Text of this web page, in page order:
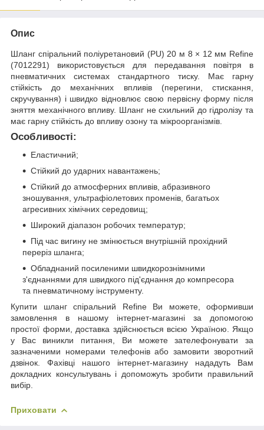
Опис
Шланг спіральний поліуретановий (PU) 20 м 8 × 12 мм Refine
(7012291) використовується для передавання повітря в
пневматичних системах стандартного тиску. Має гарну
стійкість до механічних впливів (перегини, стискання,
скручування) і швидко відновлює свою первісну форму після
зняття механічного впливу. Шланг не схильний до гідролізу та
має гарну стійкість до впливу озону та мікроорганізмів.
Особливості:
Еластичний;
Стійкий до ударних навантажень;
Стійкий до атмосферних впливів, абразивного
зношування, ультрафіолетових променів, багатьох
агресивних хімічних середовищ;
Широкий діапазон робочих температур;
Під час вигину не змінюється внутрішній прохідний
переріз шланга;
Обладнаний посиленими швидкорознімними
з'єднаннями для швидкого під'єднання до компресора
та пневматичному інструменту.
Купити шланг спіральний Refine Ви можете, оформивши
замовлення в нашому інтернет-магазині за допомогою
простої форми, доставка здійснюється всією Україною. Якщо
у Вас виникли питання, Ви можете зателефонувати за
зазначеними номерами телефонів або замовити зворотний
дзвінок. Фахівці нашого інтернет-магазину нададуть Вам
докладних консультувань і допоможуть зробити правильний
вибір.
Приховати